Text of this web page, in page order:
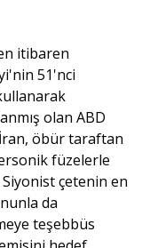
itibaren
51'nci
olan ABD
öbür taraftan
füzelerle
çetenin en
da
teşebbüs